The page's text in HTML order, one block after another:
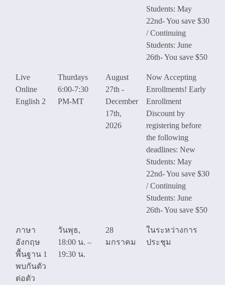
Students: May
22nd- You save $30
/ Continuing
Students: June
26th- You save $50
Live
Online
English 2
Thurdays
6:00-7:30
PM-MT
August
27th -
December
17th,
2026
Now Accepting
Enrollments! Early
Enrollment
Discount by
registering before
the following
deadlines: New
Students: May
22nd- You save $30
/ Continuing
Students: June
26th- You save $50
ภาษา
อังกฤษ
พื้นฐาน 1
พบกันตัว
ต่อตัว
วันพุธ,
18:00 น. –
19:30 น.
28
มกราคม
ในระหว่างการ
ประชุม